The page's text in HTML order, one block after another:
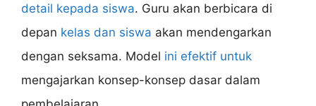
detail kepada siswa. Guru akan berbicara di
depan kelas dan siswa akan mendengarkan
dengan seksama. Model ini efektif untuk
mengajarkan konsep-konsep dasar dalam